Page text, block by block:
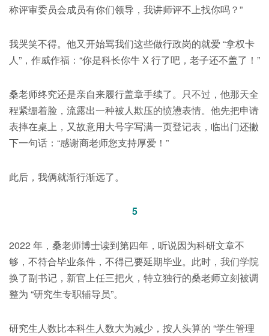
称评审委员会成员有你们领导，我讲师评不上找你吗？”
我哭笑不得。他又开始骂我们这些做行政岗的就爱 “拿权卡
人”，作威作福：“你是科长你牛 X 行了吧，老子还不盖了！”
桑老师终究还是亲自来履行盖章手续了。只不过，他那天全
程紧绷着脸，流露出一种被人欺压的愤懑表情。他先把申请
表摔在桌上，又故意用大号字写满一页登记表，临出门还撇
下一句话：“感谢商老师您支持厚爱！”
此后，我俩就渐行渐远了。
5
2022 年，桑老师博士读到第四年，听说因为科研文章不
够，不符合毕业条件，不得已要延期毕业。此时，我们学院
换了副书记，新官上任三把火，特立独行的桑老师立刻被调
整为 “研究生专职辅导员”。
研究生人数比本科生人数大为减少，按人头算的 “学生管理